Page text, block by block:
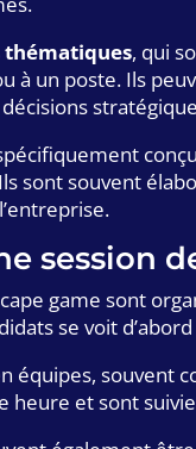
thématiques, qui
à un poste. Ils
sont souvent
session
game sont
se voit
équipes, souvent
et sont